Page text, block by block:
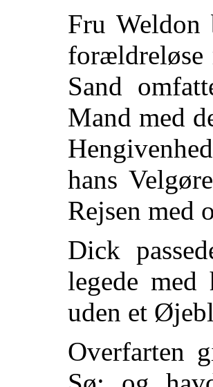
Fru Weldon
forældreløse
Sand
Mand med
hans
Rejsen med
Dick
legede
uden et
Overfarten